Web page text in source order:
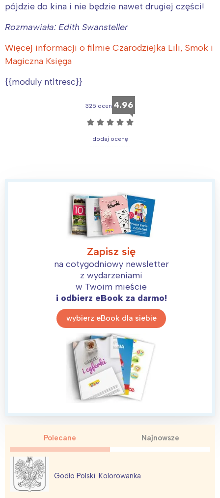
pójdzie do kina i nie będzie nawet drugiej części!
Rozmawiała: Edith Swansteller
Więcej informacji o filmie Czarodziejka Lili, Smok i
Magiczna Księga
{{moduly ntltresc}}
325 ocen 4.96
☆ ☆ ☆ ☆ ☆
dodaj ocenę
Zapisz się
na cotygodniowy newsletter
z wydarzeniami
w Twoim mieście
i odbierz eBook za darmo!
wybierz eBook dla siebie
Polecane Najnowsze
Godło Polski. Kolorowanka
Łódź
Trójmiasto
Wrocław
Kraków
Południe
Wszystkie